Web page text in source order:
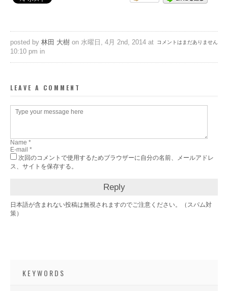
コメントはまだありません
posted by 林田 大樹 on 水曜日, 4月 2nd, 2014 at
10:10 pm in
LEAVE A COMMENT
次回のコメントで使用するためブラウザーに自分の名前、メールアドレ
ス、サイトを保存する。
日本語が含まれない投稿は無視されますのでご注意ください。（スパム対
策）
KEYWORDS